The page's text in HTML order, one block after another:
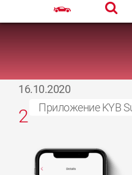
Приложение KYB
16.10.2020
2